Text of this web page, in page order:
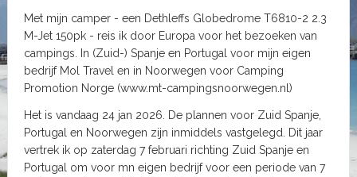
Met mijn camper - een Dethleffs Globedrome T6810-2 2.3
M-Jet 150pk - reis ik door Europa voor het bezoeken van
campings. In (Zuid-) Spanje en Portugal voor mijn eigen
bedrijf Mol Travel en in Noorwegen voor Camping
Promotion Norge (www.mt-campingsnoorwegen.nl)
Het is vandaag 24 jan 2026. De plannen voor Zuid Spanje,
Portugal en Noorwegen zijn inmiddels vastgelegd. Dit jaar
vertrek ik op zaterdag 7 februari richting Zuid Spanje en
Portugal om voor mn eigen bedrijf voor een periode van 7